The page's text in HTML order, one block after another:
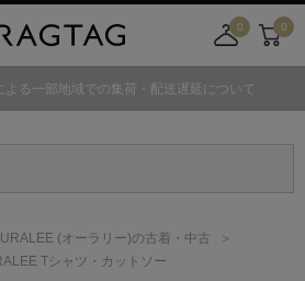
0
舗
カ
ト
0
る一部地域での集荷・配送遅延について
(オーラリー)の古着・中古
Tシャツ・カットソー